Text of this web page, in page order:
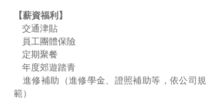
【薪資福利】
交通津貼
員工團體保險
定期聚餐
年度郊遊踏青
進修補助（進修學金、證照補助等，依公司規
範）